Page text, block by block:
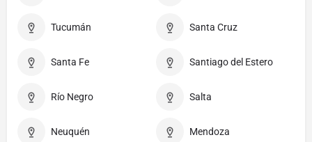
Tucumán Santa Cruz
Santa Fe Santiago del Estero
Río Negro Salta
Neuquén Mendoza